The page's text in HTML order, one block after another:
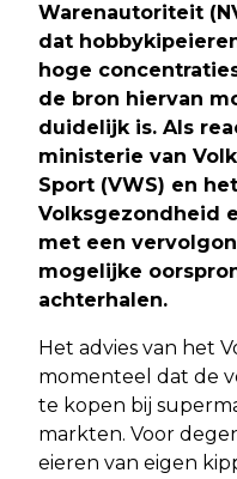
Warenautoriteit
dat
hoge
de bron hiervan
duidelijk is. Als
ministerie van
Sport (VWS) en
Volksgezondheid
met een
mogelijke
achterhalen.
Het advies van het
momenteel dat de
te kopen bij
markten. Voor
eieren van eigen